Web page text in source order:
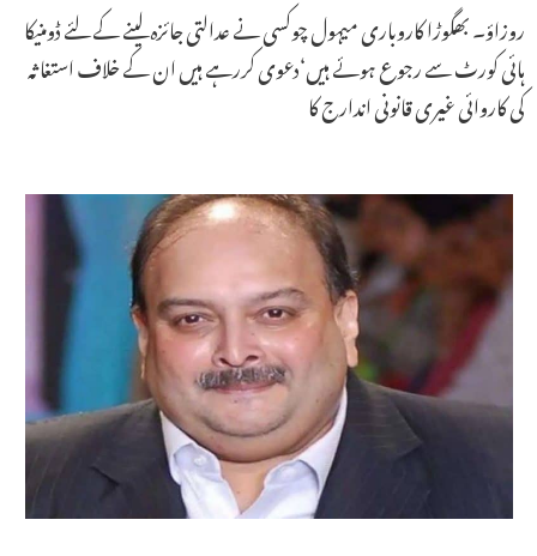
روزاؤ۔ بھگوڑا کاروباری میہول چوکسی نے عدالتی جائزہ لینے کے لئے ڈومنیکا
ہائی کورٹ سے رجوع ہوئے ہیں‘دعوی کررہے ہیں ان کے خلاف استغاثہ
کی کاروائی غیری قانونی اندارج کا